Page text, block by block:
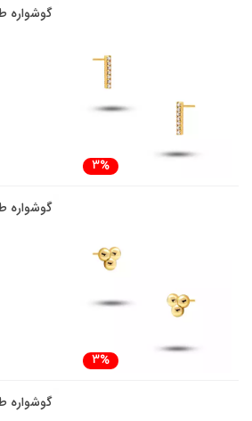
گوشواره
3%
گوشواره
3%
گوشواره